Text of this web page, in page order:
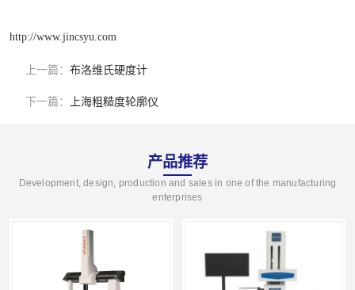
http://www.jincsyu.com
上一篇： 布洛维氏硬度计
下一篇： 上海粗糙度轮廓仪
产品推荐
Development, design, production and sales in one of the manufacturing
enterprises